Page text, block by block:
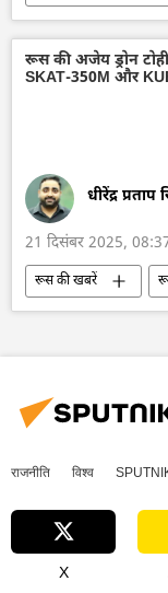
पर्यावरण
रूस की अजेय ड्रोन
SKAT-350M और
धीरेंद्र प्रताप
21 दिसंबर 2025,
रूस की खबरें
मास्को
रूसी
राजनीति विश्व
X